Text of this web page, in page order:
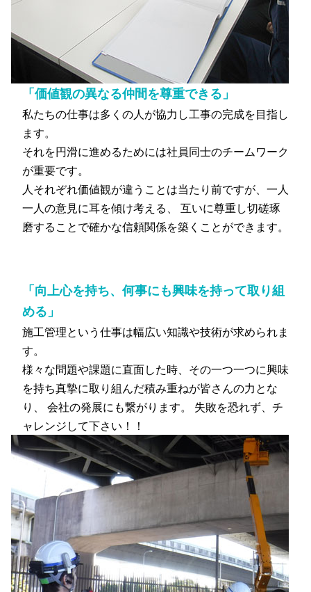
「価値観の異なる仲間を尊重できる」
私たちの仕事は多くの人が協力し工事の完成を目指し
ます。
それを円滑に進めるためには社員同士のチームワーク
が重要です。
人それぞれ価値観が違うことは当たり前ですが、一人
一人の意見に耳を傾け考える、 互いに尊重し切磋琢
磨することで確かな信頼関係を築くことができます。
「向上心を持ち、何事にも興味を持って取り組
める」
施工管理という仕事は幅広い知識や技術が求められま
す。
様々な問題や課題に直面した時、その一つ一つに興味
を持ち真摯に取り組んだ積み重ねが皆さんの力とな
り、 会社の発展にも繋がります。 失敗を恐れず、チ
ャレンジして下さい！！